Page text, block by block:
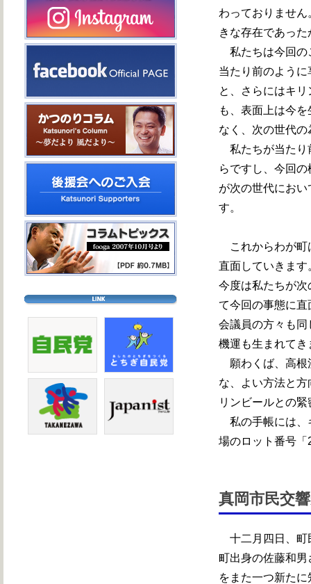
わっておりませ
きな存在であっ
私たちは今回の
当たり前のよう
と、さらにはキ
も、表面上は今
なく、次の世代
私たちが当たり
らですし、今回
が次の世代にお
す。
これからわが町
直面していきま
今度は私たちが
て今回の事態に
会議員の方々も
機運も生まれてき
願わくば、高根
な、よい方法と
リンビールとの
私の手帳には、
場のロット番号
真岡市民交
十二月四日、町
町出身の佐藤和
をまた一つ新た